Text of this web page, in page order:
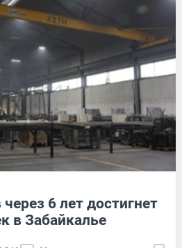
6 лет достигнет
в Забайкалье